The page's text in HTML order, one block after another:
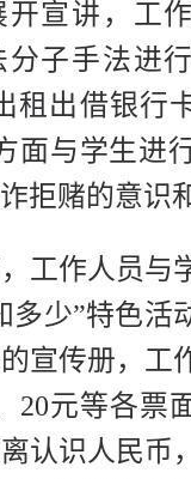
开宣讲，工
分子手法进
租出借银行
面与学生进
拒赌的意识
工作人员与
多少”特色活
宣传册，工
20元等各票
认识人民币